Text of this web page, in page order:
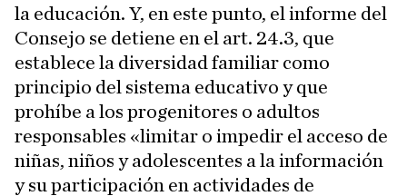
la educación. Y, en este punto, el informe del
Consejo se detiene en el art. 24.3, que
establece la diversidad familiar como
principio del sistema educativo y que
prohíbe a los progenitores o adultos
responsables «limitar o impedir el acceso de
niñas, niños y adolescentes a la información
y su participación en actividades de